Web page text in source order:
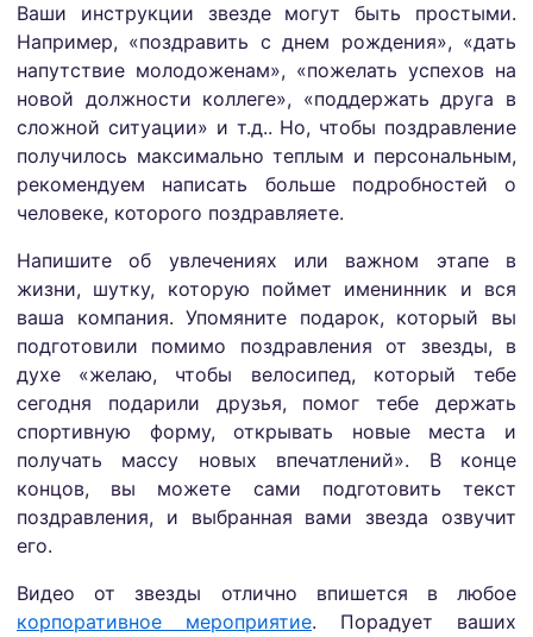
Ваши инструкции звезде могут быть простыми.
Например, «поздравить с днем рождения», «дать
напутствие молодоженам», «пожелать успехов на
новой должности коллеге», «поддержать друга в
сложной ситуации» и т.д.. Но, чтобы поздравление
получилось максимально теплым и персональным,
рекомендуем написать больше подробностей о
человеке, которого поздравляете.
Напишите об увлечениях или важном этапе в
жизни, шутку, которую поймет именинник и вся
ваша компания. Упомяните подарок, который вы
подготовили помимо поздравления от звезды, в
духе «желаю, чтобы велосипед, который тебе
сегодня подарили друзья, помог тебе держать
спортивную форму, открывать новые места и
получать массу новых впечатлений». В конце
концов, вы можете сами подготовить текст
поздравления, и выбранная вами звезда озвучит
его.
Видео от звезды отлично впишется в любое
корпоративное мероприятие. Порадует ваших